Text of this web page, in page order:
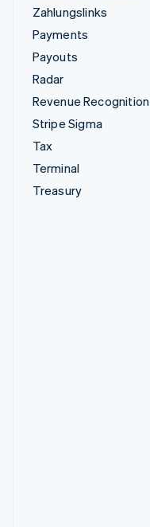
Zahlungslinks
Payments
Payouts
Radar
Revenue Recognition
Stripe Sigma
Tax
Terminal
Treasury